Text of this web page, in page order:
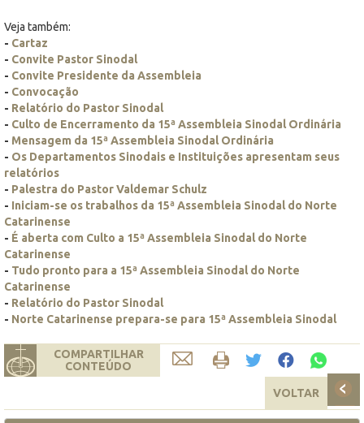
Veja também:
- Cartaz
- Convite Pastor Sinodal
- Convite Presidente da Assembleia
- Convocação
- Relatório do Pastor Sinodal
- Culto de Encerramento da 15ª Assembleia Sinodal Ordinária
- Mensagem da 15ª Assembleia Sinodal Ordinária
- Os Departamentos Sinodais e Instituições apresentam seus
relatórios
- Palestra do Pastor Valdemar Schulz
- Iniciam-se os trabalhos da 15ª Assembleia Sinodal do Norte
Catarinense
- É aberta com Culto a 15ª Assembleia Sinodal do Norte
Catarinense
- Tudo pronto para a 15ª Assembleia Sinodal do Norte
Catarinense
- Relatório do Pastor Sinodal
- Norte Catarinense prepara-se para 15ª Assembleia Sinodal
COMPARTILHAR
CONTEÚDO
VOLTAR